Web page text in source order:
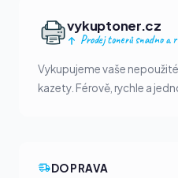
vykuptoner.cz
Prodej tonerů snadno a
Vykupujeme vaše
kazety. Férově, rychle a
DOPRAVA